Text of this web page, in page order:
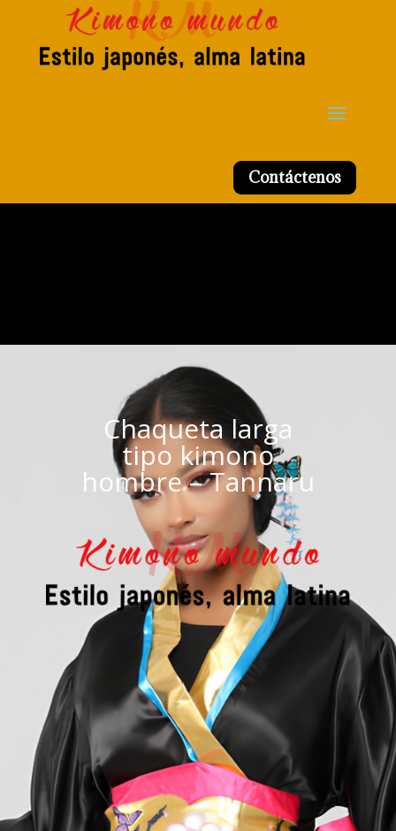
Contáctenos
Chaqueta larga
tipo kimono
hombre – Tannaru